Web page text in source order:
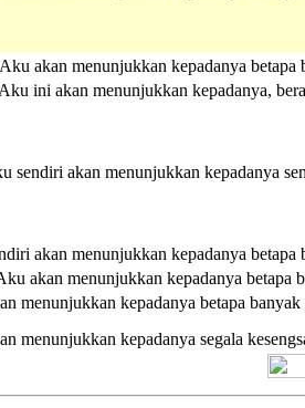
akan menunjukkan kepadanya
ini akan menunjukkan kepadanya,
sendiri akan menunjukkan kepadanya
akan menunjukkan kepadanya
akan menunjukkan kepadanya
menunjukkan kepadanya betapa
menunjukkan kepadanya segala